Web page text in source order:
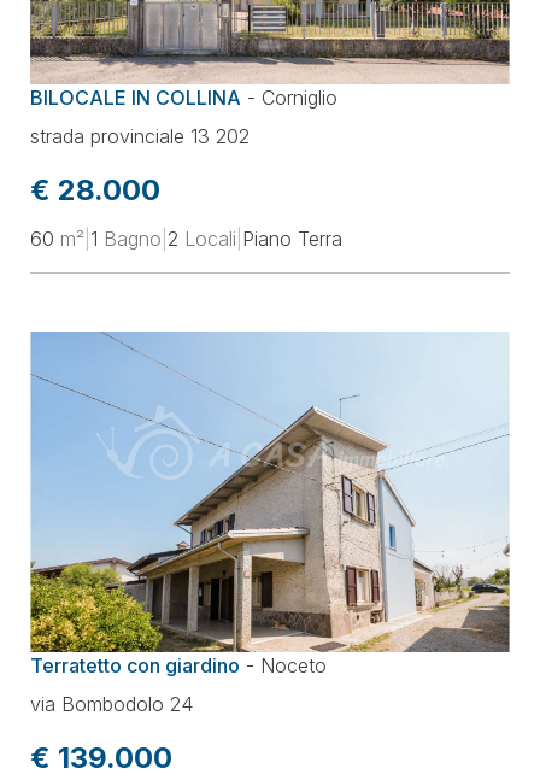
BILOCALE IN COLLINA - Corniglio
strada provinciale 13 202
€ 28.000
60 m² 1 Bagno 2 Locali Piano Terra
Terratetto con giardino - Noceto
via Bombodolo 24
€ 139.000